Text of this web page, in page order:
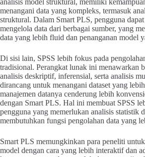
menangani data yang kompleks, termasuk
struktural. Dalam Smart PLS, pengguna
mengelola data dari berbagai sumber, yang
data yang lebih fluid dan penanganan model
Di sisi lain, SPSS lebih fokus pada
tradisional. Perangkat lunak ini menawarkan
analisis deskriptif, inferensial, serta analisis
dirancang untuk menangani dataset yang
manajemen datanya cenderung lebih
dengan Smart PLS. Hal ini membuat SPSS
pengguna yang memerlukan analisis statistik
membutuhkan fungsi pengolahan data yang
Smart PLS memungkinkan para peneliti
model dengan cara yang lebih interaktif dan